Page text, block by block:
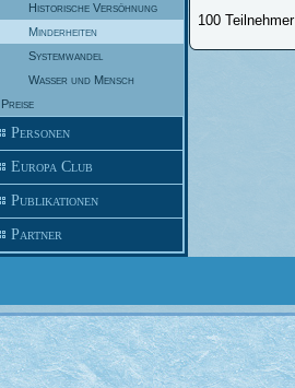
Historische Versöhnung
Minderheiten
Systemwandel
Wasser und Mensch
Preise
Personen
Europa Club
Publikationen
Partner
100 Teilnehmer